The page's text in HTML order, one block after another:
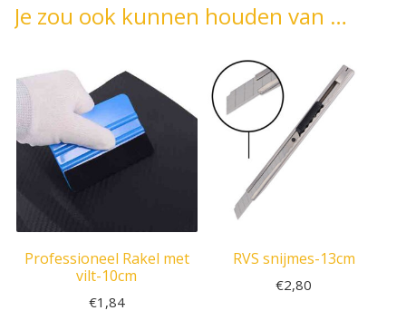
Je zou ook kunnen houden van …
Professioneel Rakel met
vilt-10cm
€1,84
RVS snijmes-13cm
€2,80